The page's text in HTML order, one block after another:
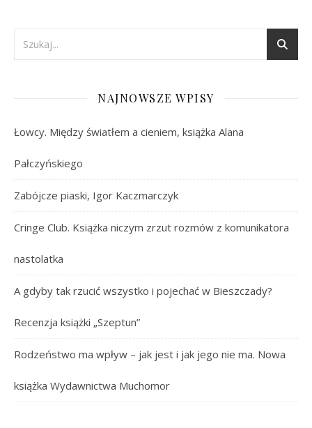
NAJNOWSZE WPISY
Łowcy. Między światłem a cieniem, książka Alana
Pałczyńskiego
Zabójcze piaski, Igor Kaczmarczyk
Cringe Club. Książka niczym zrzut rozmów z komunikatora
nastolatka
A gdyby tak rzucić wszystko i pojechać w Bieszczady?
Recenzja książki „Szeptun”
Rodzeństwo ma wpływ – jak jest i jak jego nie ma. Nowa
książka Wydawnictwa Muchomor